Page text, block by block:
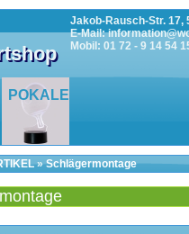
Jakob-Rausch-Str. 17,
E-Mail:
Mobil: 01 72 - 9 14 54
POKALE
»Schlägermontage